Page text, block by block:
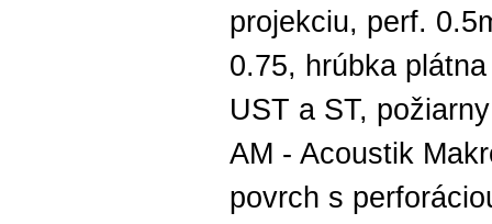
projekciu, perf.
0.75, hrúbka
UST a ST,
AM - Acoustik
povrch s